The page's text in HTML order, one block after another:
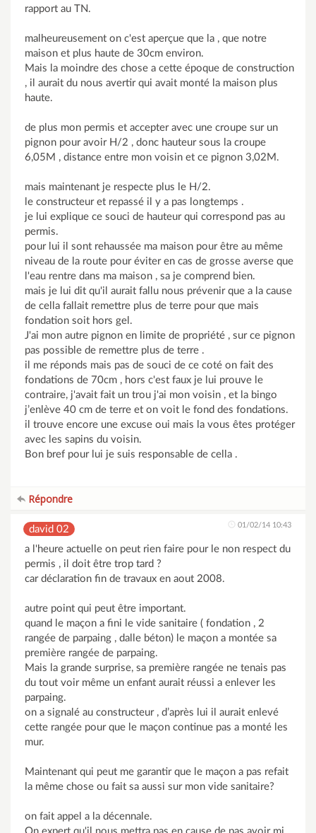
rapport au TN.
malheureusement on c'est aperçue que la , que notre
maison et plus haute de 30cm environ.
Mais la moindre des chose a cette époque de construction
, il aurait du nous avertir qui avait monté la maison plus
haute.
de plus mon permis et accepter avec une croupe sur un
pignon pour avoir H/2 , donc hauteur sous la croupe
6,05M , distance entre mon voisin et ce pignon 3,02M.
mais maintenant je respecte plus le H/2.
le constructeur et repassé il y a pas longtemps .
je lui explique ce souci de hauteur qui correspond pas au
permis.
pour lui il sont rehaussée ma maison pour être au même
niveau de la route pour éviter en cas de grosse averse que
l'eau rentre dans ma maison , sa je comprend bien.
mais je lui dit qu'il aurait fallu nous prévenir que a la cause
de cella fallait remettre plus de terre pour que mais
fondation soit hors gel.
J'ai mon autre pignon en limite de propriété , sur ce pignon
pas possible de remettre plus de terre .
il me réponds mais pas de souci de ce coté on fait des
fondations de 70cm , hors c'est faux je lui prouve le
contraire, j'avait fait un trou j'ai mon voisin , et la bingo
j’enlève 40 cm de terre et on voit le fond des fondations.
il trouve encore une excuse oui mais la vous êtes protéger
avec les sapins du voisin.
Bon bref pour lui je suis responsable de cella .
Répondre
david 02 01/02/14 10:43
a l'heure actuelle on peut rien faire pour le non respect du
permis , il doit être trop tard ?
car déclaration fin de travaux en aout 2008.
autre point qui peut être important.
quand le maçon a fini le vide sanitaire ( fondation , 2
rangée de parpaing , dalle béton) le maçon a montée sa
première rangée de parpaing.
Mais la grande surprise, sa première rangée ne tenais pas
du tout voir même un enfant aurait réussi a enlever les
parpaing.
on a signalé au constructeur , d’après lui il aurait enlevé
cette rangée pour que le maçon continue pas a monté les
mur.
Maintenant qui peut me garantir que le maçon a pas refait
la même chose ou fait sa aussi sur mon vide sanitaire?
on fait appel a la décennale.